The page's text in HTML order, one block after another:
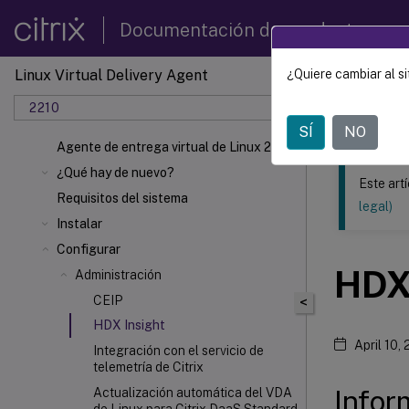
Documentación de productos
Linux Virtual Delivery Agent
2210
Agente de entrega virtual de Linux 2210
¿Qué hay de nuevo?
Requisitos del sistema
Instalar
Configurar
Administración
CEIP
HDX Insight
Integración con el servicio de
telemetría de Citrix
Actualización automática del VDA
Este
<
Este
legal)
April 10,
¿Quiere cambiar al
SÍ NO